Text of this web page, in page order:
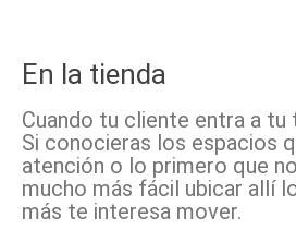
En la tienda
Cuando tu cliente entra a tu
Si conocieras los espacios
atención o lo primero que
mucho más fácil ubicar allí
más te interesa mover.